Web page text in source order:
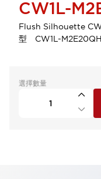
CW1L-
Flush Silhouette
型 CW1L-
選擇數量